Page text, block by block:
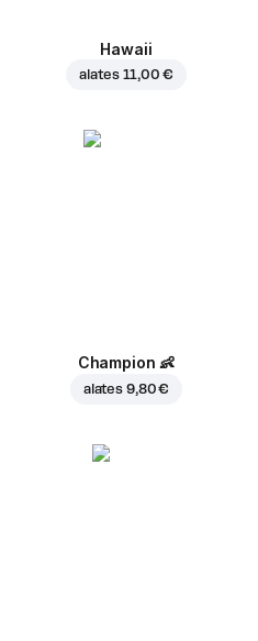
Hawaii
alates 11,00 €
Champion 👶
alates 9,80 €